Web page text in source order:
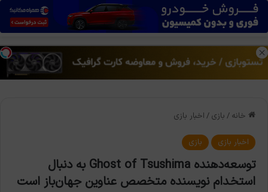
منو
خانه / بازی / اخبار بازی
اخبار بازی بازی
توسعه‌دهنده Ghost of Tsushima به دنبال
استخدام نویسنده متخصص عناوین جهان‌باز است